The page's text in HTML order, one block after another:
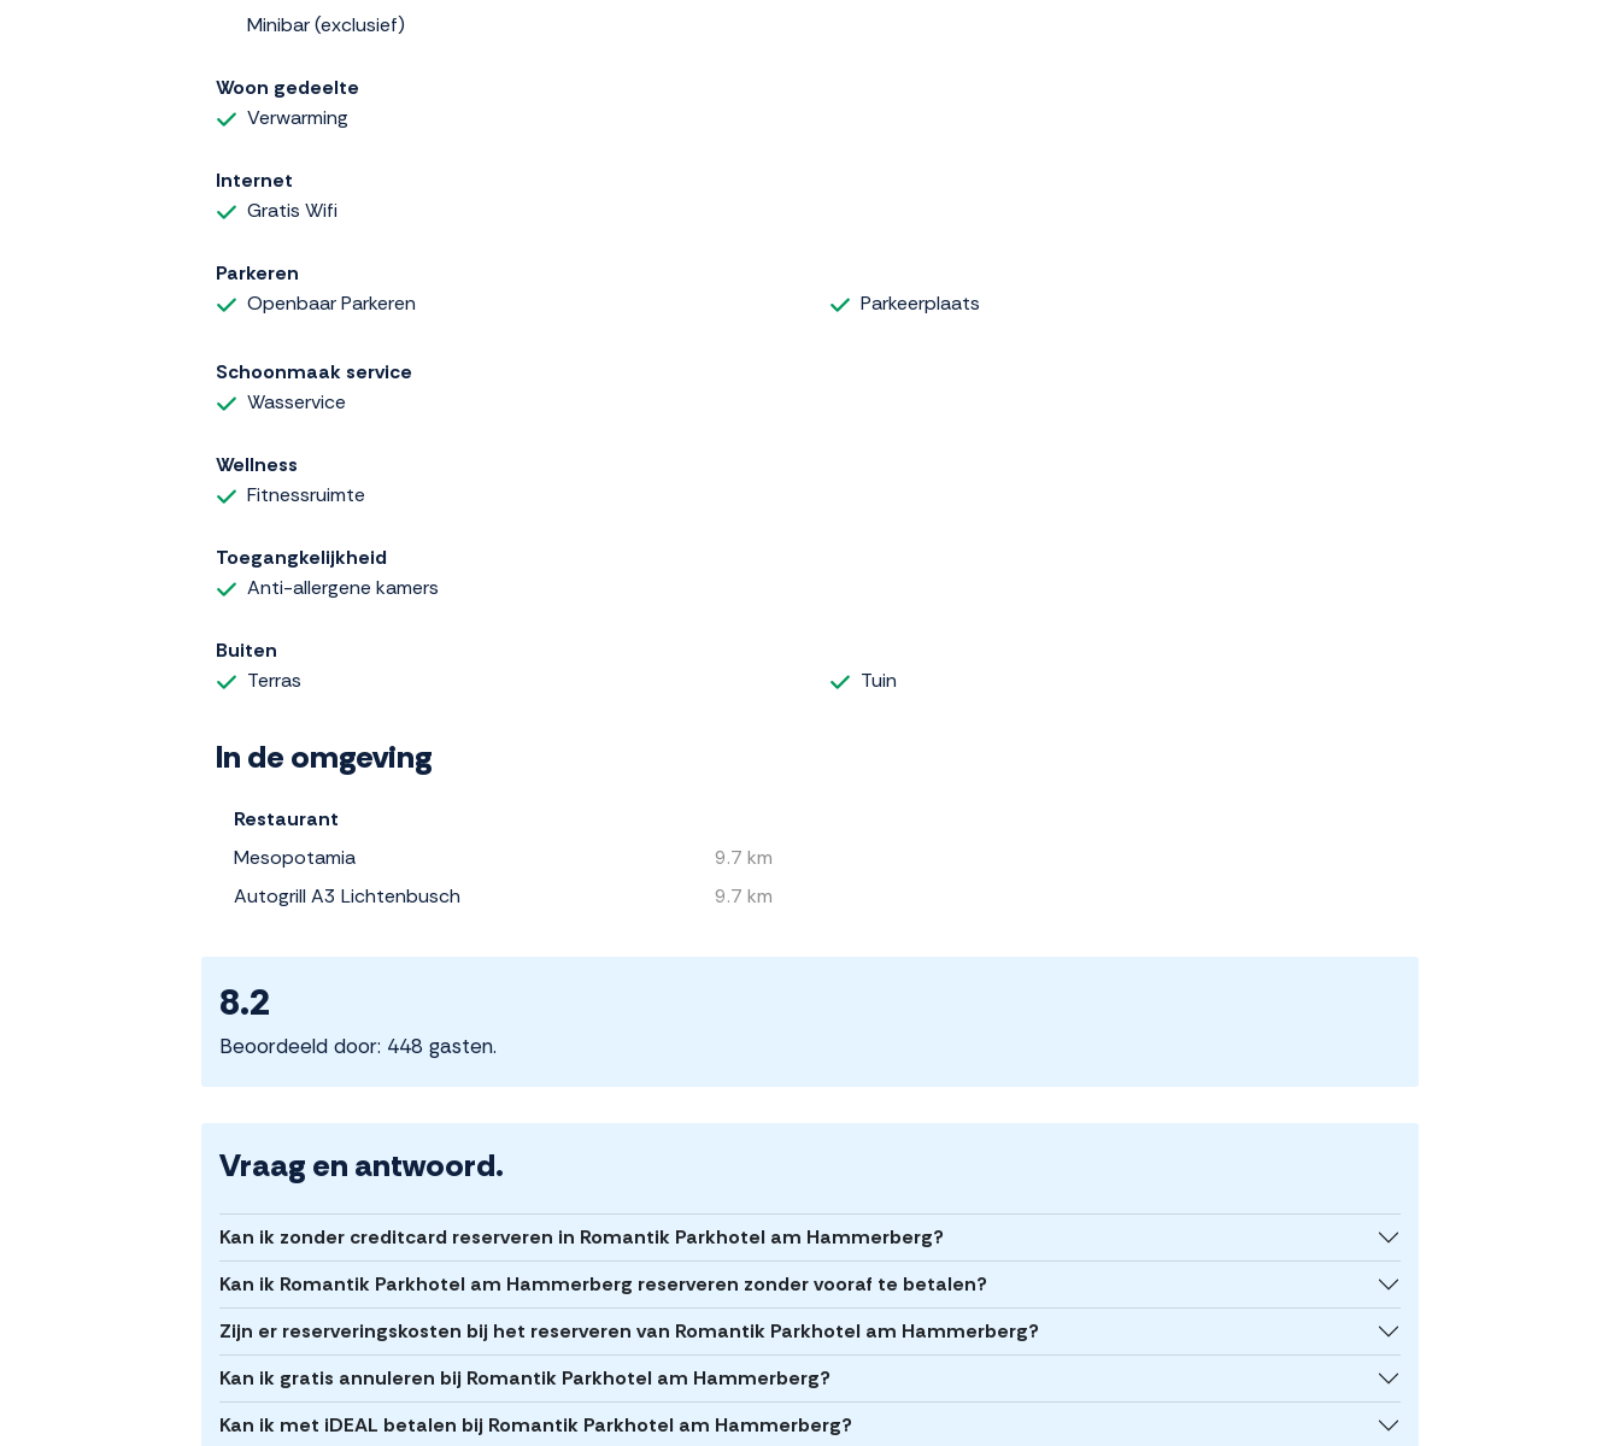
Minibar (exclusief)
Woon gedeelte
Verwarming
Internet
Gratis Wifi
Parkeren
Openbaar Parkeren
Parkeerplaats
Schoonmaak service
Wasservice
Wellness
Fitnessruimte
Toegangkelijkheid
Anti-allergene kamers
Buiten
Terras
Tuin
In de omgeving
Restaurant
Mesopotamia
9.7 km
Autogrill A3 Lichtenbusch
9.7 km
8.2
Beoordeeld door: 448 gasten.
Vraag en antwoord.
Kan ik zonder creditcard reserveren in Romantik Parkhotel am Hammerberg?
Kan ik Romantik Parkhotel am Hammerberg reserveren zonder vooraf te betalen?
Zijn er reserveringskosten bij het reserveren van Romantik Parkhotel am Hammerberg?
Kan ik gratis annuleren bij Romantik Parkhotel am Hammerberg?
Kan ik met iDEAL betalen bij Romantik Parkhotel am Hammerberg?